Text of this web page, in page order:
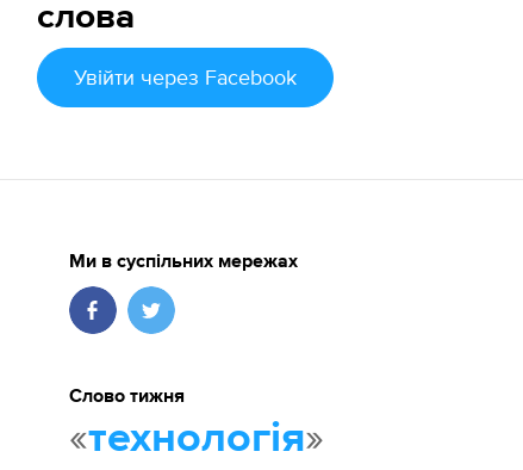
слова
Увійти через Facebook
Ми в суспільних мережах
Слово тижня
«технологія»